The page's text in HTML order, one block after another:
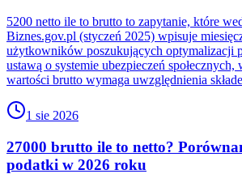
5200 netto ile to brutto to zapytanie, które
Biznes.gov.pl (styczeń 2025) wpisuje
użytkowników poszukujących optymalizacji
ustawą o systemie ubezpieczeń społecznych,
wartości brutto wymaga uwzględnienia
1 sie 2026
27000 brutto ile to netto?
podatki w 2026 roku